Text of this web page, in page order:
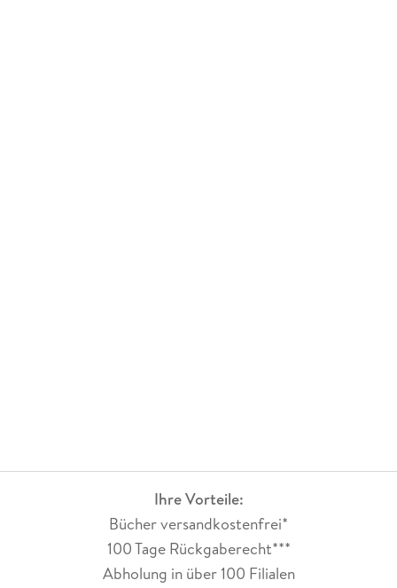
Ihre Vorteile:
Bücher versandkostenfrei*
100 Tage Rückgaberecht***
Abholung in über 100 Filialen